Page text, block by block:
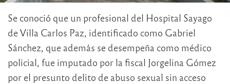
Se conoció que un profesional del Hospital Sayago
de Villa Carlos Paz, identificado como Gabriel
Sánchez, que además se desempeña como médico
policial, fue imputado por la fiscal Jorgelina Gómez
por el presunto delito de abuso sexual sin acceso